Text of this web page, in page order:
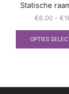
Statische
€6.00 - €
OPTIES